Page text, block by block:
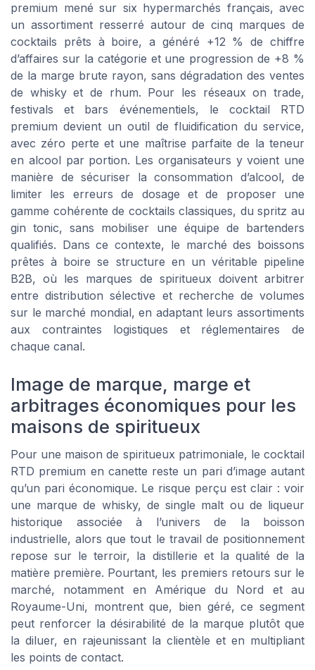
premium mené sur six hypermarchés français, avec
un assortiment resserré autour de cinq marques de
cocktails prêts à boire, a généré +12 % de chiffre
d’affaires sur la catégorie et une progression de +8 %
de la marge brute rayon, sans dégradation des ventes
de whisky et de rhum. Pour les réseaux on trade,
festivals et bars événementiels, le cocktail RTD
premium devient un outil de fluidification du service,
avec zéro perte et une maîtrise parfaite de la teneur
en alcool par portion. Les organisateurs y voient une
manière de sécuriser la consommation d’alcool, de
limiter les erreurs de dosage et de proposer une
gamme cohérente de cocktails classiques, du spritz au
gin tonic, sans mobiliser une équipe de bartenders
qualifiés. Dans ce contexte, le marché des boissons
prêtes à boire se structure en un véritable pipeline
B2B, où les marques de spiritueux doivent arbitrer
entre distribution sélective et recherche de volumes
sur le marché mondial, en adaptant leurs assortiments
aux contraintes logistiques et réglementaires de
chaque canal.
Image de marque, marge et
arbitrages économiques pour les
maisons de spiritueux
Pour une maison de spiritueux patrimoniale, le cocktail
RTD premium en canette reste un pari d’image autant
qu’un pari économique. Le risque perçu est clair : voir
une marque de whisky, de single malt ou de liqueur
historique associée à l’univers de la boisson
industrielle, alors que tout le travail de positionnement
repose sur le terroir, la distillerie et la qualité de la
matière première. Pourtant, les premiers retours sur le
marché, notamment en Amérique du Nord et au
Royaume-Uni, montrent que, bien géré, ce segment
peut renforcer la désirabilité de la marque plutôt que
la diluer, en rajeunissant la clientèle et en multipliant
les points de contact.